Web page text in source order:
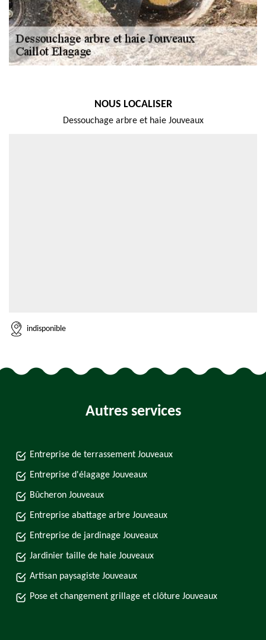
NOUS LOCALISER
Dessouchage arbre et haie Jouveaux
indisponible
Autres services
Entreprise de terrassement Jouveaux
Entreprise d'élagage Jouveaux
Bûcheron Jouveaux
Entreprise abattage arbre Jouveaux
Entreprise de jardinage Jouveaux
Jardinier taille de haie Jouveaux
Artisan paysagiste Jouveaux
Pose et changement grillage et clôture Jouveaux